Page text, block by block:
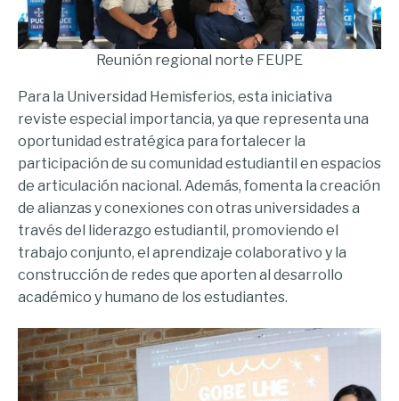
Reunión regional norte FEUPE
Para la Universidad Hemisferios, esta iniciativa
reviste especial importancia, ya que representa una
oportunidad estratégica para fortalecer la
participación de su comunidad estudiantil en espacios
de articulación nacional. Además, fomenta la creación
de alianzas y conexiones con otras universidades a
través del liderazgo estudiantil, promoviendo el
trabajo conjunto, el aprendizaje colaborativo y la
construcción de redes que aporten al desarrollo
académico y humano de los estudiantes.